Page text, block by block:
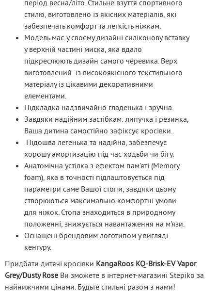
період весна/літо. Стильне взуття спортивного
стилю, виготовлено із якісних матеріалів, які
забезпечать комфорт та легкість ніжкам.
Модель має у своєму дизайні силіконову вставку
у верхній частині миска, яка вдало
підкреслюють дизайн самого черевика. Верх
виготовлений із високоякісного текстильного
матеріалу із цікавими декоративними
елементами.
Підкладка надзвичайно гладенька і зручна.
Завдяки надійним застібкам: липучка і резинка,
Ваша дитина самостійно зафіксує кросівки.
Підошва легенька та надійна, забезпечує
хорошу амортизацію під час ходьби чи бігу.
Анатомічна устілка з ефектом пам'яті (Memory
foam), яка в точності підлаштовується під
параметри саме Вашої стопи, завдяки цьому
створюються максимально комфортні умови
для ніжок. Стопа знаходиться в природному
положенні, знижується навантаження на м'язи.
Оснащені брендовим логотипом у вигляді
кенгуру.
Придбати дитячі кросівки KangaRoos KQ-Brisk-EV Vapor
Grey/Dusty Rose Ви зможете в інтернет-магазині Stepiko за
найнижчими цінами. Будьте стильні разом з нами!